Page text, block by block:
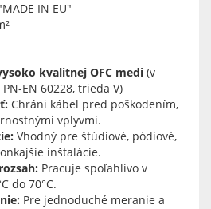
IN EU"
kvalitnej OFC medi (v
EN 60228, trieda V)
Chráni kábel pred poškodením,
vplyvmi.
Vhodný pre štúdiové, pódiové,
inštalácie.
Pracuje spoľahlivo v
do 70°C.
Pre jednoduché meranie a